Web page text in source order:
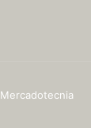
Mercadotecnia